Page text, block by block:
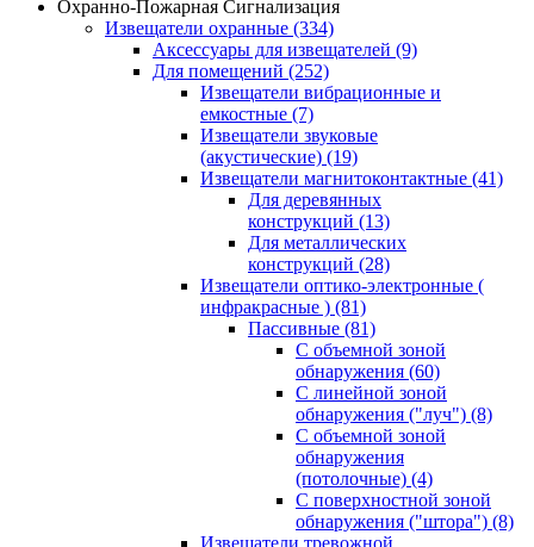
Охранно-Пожарная Сигнализация
Извещатели охранные (334)
Аксессуары для извещателей (9)
Для помещений (252)
Извещатели вибрационные и
емкостные (7)
Извещатели звуковые
(акустические) (19)
Извещатели магнитоконтактные (41)
Для деревянных
конструкций (13)
Для металлических
конструкций (28)
Извещатели оптико-электронные (
инфракрасные ) (81)
Пассивные (81)
С объемной зоной
обнаружения (60)
С линейной зоной
обнаружения ("луч") (8)
С объемной зоной
обнаружения
(потолочные) (4)
С поверхностной зоной
обнаружения ("штора") (8)
Извещатели тревожной